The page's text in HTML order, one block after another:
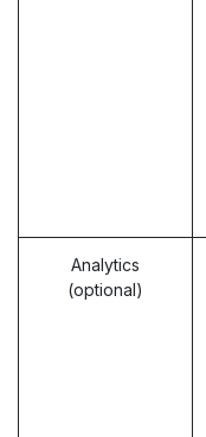
Analytics
(optional)